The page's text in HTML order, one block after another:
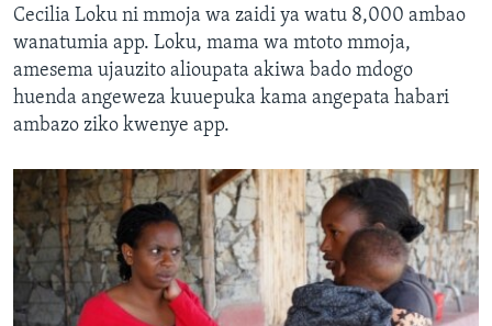
Cecilia Loku ni mmoja wa zaidi ya watu 8,000 ambao
wanatumia app. Loku, mama wa mtoto mmoja,
amesema ujauzito alioupata akiwa bado mdogo
huenda angeweza kuuepuka kama angepata habari
ambazo ziko kwenye app.